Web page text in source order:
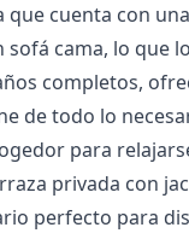
cuenta con
cama, lo
completos,
de todo lo
para
privada con
perfecto para